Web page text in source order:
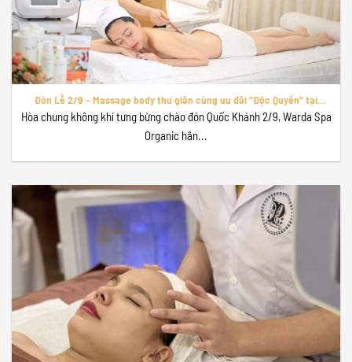
Đón Lễ 2/9 – Massage body thư giãn cùng uu đãi “Độc Quyền” tại
Warda Spa Organic!
Hòa chung không khí tưng bừng chào đón Quốc Khánh 2/9, Warda Spa
Organic hân...